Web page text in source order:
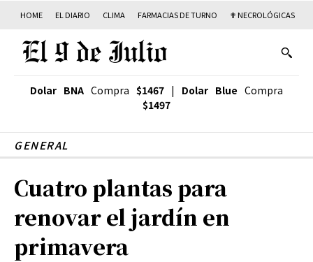
HOME EL DIARIO CLIMA FARMACIAS DE TURNO ✟ NECROLÓGICAS
Dolar BNA Compra $1467 | Dolar Blue Compra
$1497
GENERAL
Cuatro plantas para
renovar el jardín en
primavera